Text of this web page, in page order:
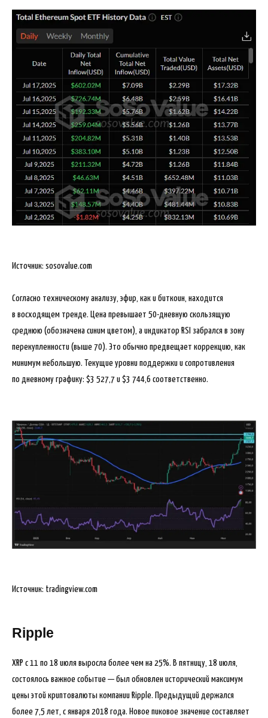
Источник: sosovalue.com
Согласно техническому анализу, эфир, как и биткоин, находится
в восходящем тренде. Цена превышает 50-дневную скользящую
среднюю (обозначена синим цветом), а индикатор RSI забрался в зону
перекупленности (выше 70). Это обычно предвещает коррекцию, как
минимум небольшую. Текущие уровни поддержки и сопротивления
по дневному графику: $3 527,7 и $3 744,6 соответственно.
Источник: tradingview.com
Ripple
XRP с 11 по 18 июля выросла более чем на 25%. В пятницу, 18 июля,
состоялось важное событие — был обновлен исторический максимум
цены этой криптовалюты компании Ripple. Предыдущий держался
более 7,5 лет, с января 2018 года. Новое пиковое значение составляет